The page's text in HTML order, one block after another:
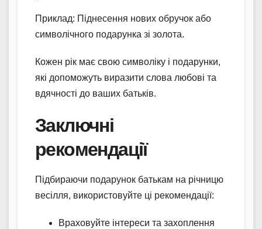
Приклад: Піднесення нових обручок або
символічного подарунка зі золота.
Кожен рік має свою символіку і подарунки,
які допоможуть виразити слова любові та
вдячності до ваших батьків.
Заключні
рекомендації
Підбираючи подарунок батькам на річницю
весілля, використовуйте ці рекомендації:
Враховуйте інтереси та захоплення